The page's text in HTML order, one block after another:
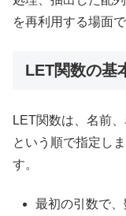
を再利用する場面
LET関数の基
LET関数は、名前
という順で指定し
す。
最初の引数で